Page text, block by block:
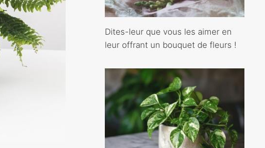
Dites-leur que vous les aimer en
leur offrant un bouquet de fleurs !